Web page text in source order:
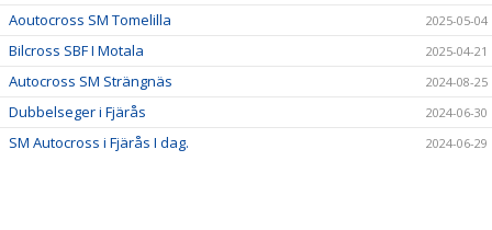
Aoutocross SM Tomelilla 2025-05-04
Bilcross SBF I Motala 2025-04-21
Autocross SM Strängnäs 2024-08-25
Dubbelseger i Fjärås 2024-06-30
SM Autocross i Fjärås I dag. 2024-06-29